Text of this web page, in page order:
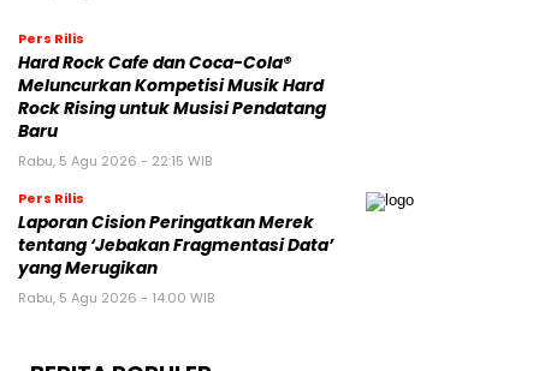
Pers Rilis
Hard Rock Cafe dan Coca-Cola®
Meluncurkan Kompetisi Musik Hard
Rock Rising untuk Musisi Pendatang
Baru
Rabu, 5 Agu 2026 - 22:15 WIB
Pers Rilis
Laporan Cision Peringatkan Merek
tentang ‘Jebakan Fragmentasi Data’
yang Merugikan
Rabu, 5 Agu 2026 - 14:00 WIB